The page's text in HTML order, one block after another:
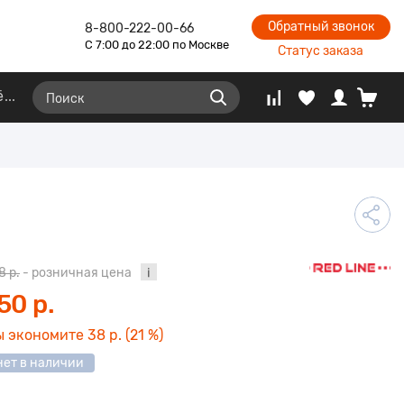
8-800-222-00-66
С 7:00 до 22:00 по Москве
Обратный звонок
Статус заказа
р. - розничная цена
р.
экономите 38 р. (21 %)
в наличии